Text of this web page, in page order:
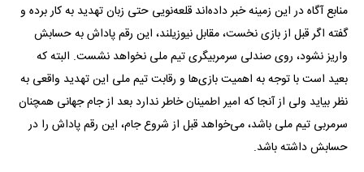
منابع آگاه در این زمینه خبر داده‌اند قلعه‌نویی حتی زبان تهدید به کار برده و
گفته اگر قبل از بازی نخست، مقابل نیوزیلند، این رقم پاداش به حسابش
واریز نشود، روی صندلی سرمربیگری تیم ملی نخواهد نشست. البته که
بعید است با توجه به اهمیت بازی‌ها و رقابت تیم ملی این تهدید واقعی به
نظر بیاید ولی از آنجا که امیر اطمینان خاطر ندارد بعد از جام جهانی همچنان
سرمربی تیم ملی باشد، می‌خواهد قبل از شروع جام، این رقم پاداش را در
حسابش داشته باشد.